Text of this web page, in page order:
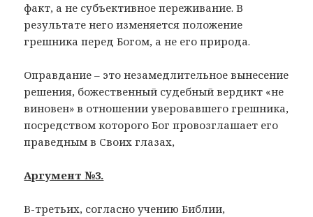
факт, а не субъективное переживание. В
результате него изменяется положение
грешника перед Богом, а не его природа.
Оправдание – это незамедлительное вынесение
решения, божественный судебный вердикт «не
виновен» в отношении уверовавшего грешника,
посредством которого Бог провозглашает его
праведным в Своих глазах,
Аргумент №3.
В-третьих, согласно учению Библии,